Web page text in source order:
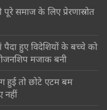
समाज के लिए प्रेरणास्रोत
पैदा हुए विदेशियों के बच्चे को
मजाक बनी
हुई तो छोटे एटम बम
नहीं